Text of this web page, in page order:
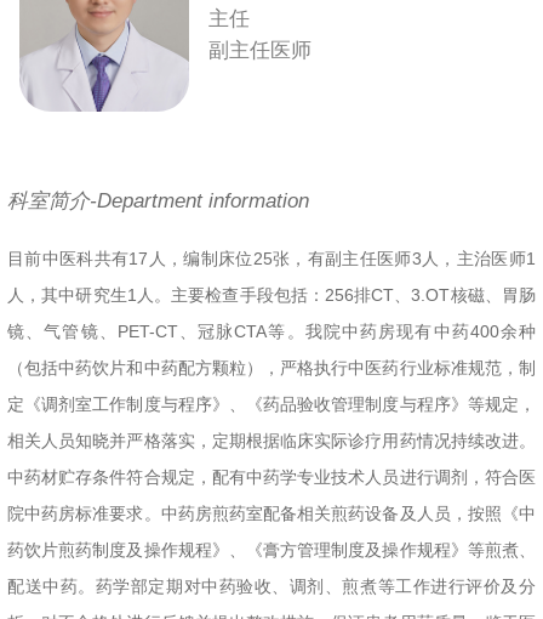
主任
副主任医师
科室简介-Department information
目前中医科共有17人，编制床位25张，有副主任医师3人，主治医师1
人，其中研究生1人。主要检查手段包括：256排CT、3.OT核磁、胃肠
镜、气管镜、PET-CT、冠脉CTA等。我院中药房现有中药400余种
（包括中药饮片和中药配方颗粒），严格执行中医药行业标准规范，制
定《调剂室工作制度与程序》、《药品验收管理制度与程序》等规定，
相关人员知晓并严格落实，定期根据临床实际诊疗用药情况持续改进。
中药材贮存条件符合规定，配有中药学专业技术人员进行调剂，符合医
院中药房标准要求。中药房煎药室配备相关煎药设备及人员，按照《中
药饮片煎药制度及操作规程》、《膏方管理制度及操作规程》等煎煮、
配送中药。药学部定期对中药验收、调剂、煎煮等工作进行评价及分